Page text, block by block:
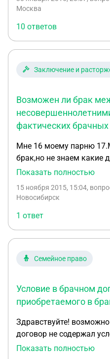
права на совместных
Москва
10 ответов
Заключение и
Возможен ли брак
фактических
Мне 16 моему парню
брак,но не знаем какие
получать документы.С
брачные отношения.У
подробно узнать.Прошу
Показать полностью
15 ноября 2015, 15:04,
Новосибирск
1 ответ
Семейное право
Условие в брачном
приобретаемого в
Здравствуйте! возможно ли, чтобы брачный
договор не содержал
правовой режим в
Показать полностью